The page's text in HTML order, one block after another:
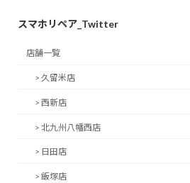
スマホリペア_Twitter
店舗一覧
> 久留米店
> 西新店
> 北九州八幡西店
> 日田店
> 飯塚店